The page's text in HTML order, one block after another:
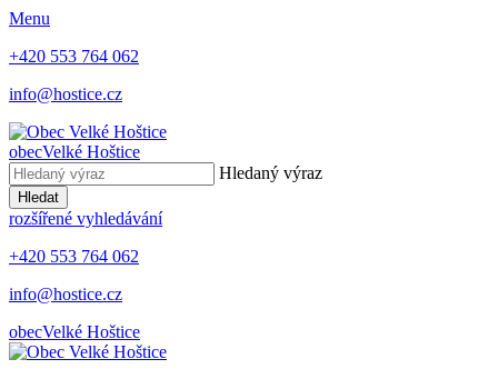
Menu
+420 553 764 062
info@hostice.cz
obecVelké Hoštice
Hledaný výraz
Hledat
rozšířené vyhledávání
+420 553 764 062
info@hostice.cz
obecVelké Hoštice